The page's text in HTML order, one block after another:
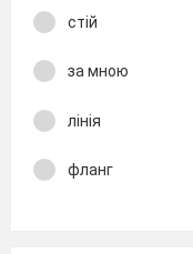
стій
за мною
лінія
фланг